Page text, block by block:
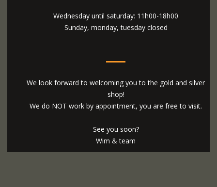
Wednesday until saturday: 11h00-18h00
Sunday, monday, tuesday closed
We look forward to welcoming you to the gold and silver
shop!
We do NOT work by appointment, you are free to visit.
See you soon?
Wim & team